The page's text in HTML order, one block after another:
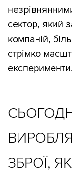
сектор, який
компаній,
стрімко
експерименти.
ЗБРОЇ,